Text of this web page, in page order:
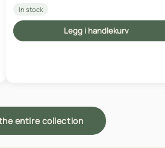
In stock
Legg i handlekurv
entire collection